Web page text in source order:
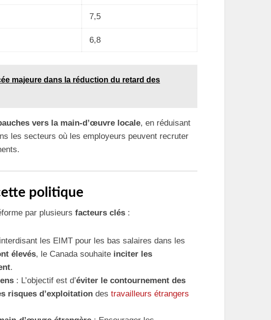
7,5
6,8
majeure dans la réduction du retard des
vers la main-d’œuvre locale, en réduisant
les secteurs où les employeurs peuvent recruter
politique
par plusieurs facteurs clés :
les EIMT pour les bas salaires dans les
élevés, le Canada souhaite inciter les
.
: L’objectif est d’éviter le contournement des
risques d’exploitation des travailleurs étrangers